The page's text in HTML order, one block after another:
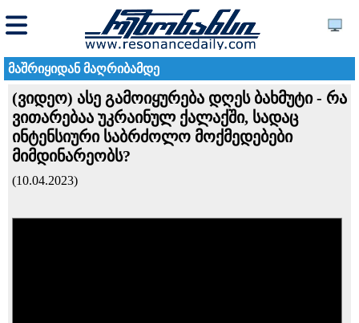
მაშრიყიდან მაღრიბამდე
(ვიდეო) ასე გამოიყურება დღეს ბახმუტი - რა
ვითარებაა უკრაინულ ქალაქში, სადაც
ინტენსიური საბრძოლო მოქმედებები
მიმდინარეობს?
(10.04.2023)